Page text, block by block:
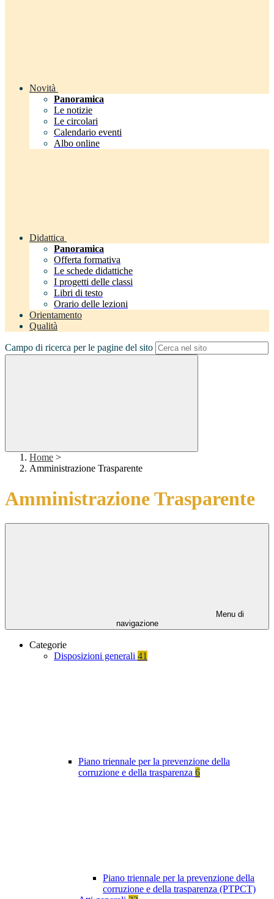
Novità
Panoramica
Le notizie
Le circolari
Calendario eventi
Albo online
Didattica
Panoramica
Offerta formativa
Le schede didattiche
I progetti delle classi
Libri di testo
Orario delle lezioni
Orientamento
Qualità
Campo di ricerca per le pagine del sito
Home >
Amministrazione Trasparente
Amministrazione Trasparente
Menu di
navigazione
Categorie
Disposizioni generali 41
Piano triennale per la prevenzione della
corruzione e della trasparenza 6
Piano triennale per la prevenzione della
corruzione e della trasparenza (PTPCT)